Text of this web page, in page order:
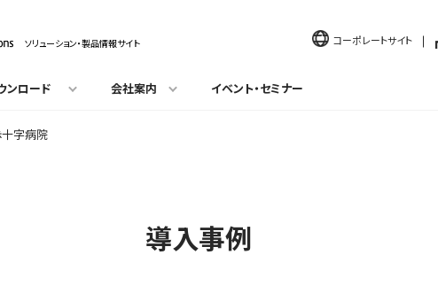
ソリューション・製品情報サイト コーポレートサイト
ンロード 会社案内 イベント・セミナー
字病院
導入事例